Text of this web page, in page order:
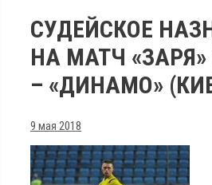
СУДЕЙСКОЕ
НА МАТЧ
– «ДИНАМО»
9 мая 2018